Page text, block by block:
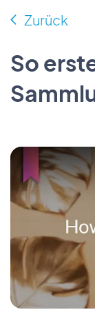
Zurück
So